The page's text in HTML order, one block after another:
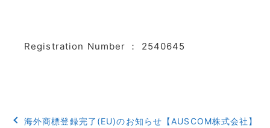
Registration Number ： 2540645
海外商標登録完了(EU)のお知らせ【AUSCOM株式会社】